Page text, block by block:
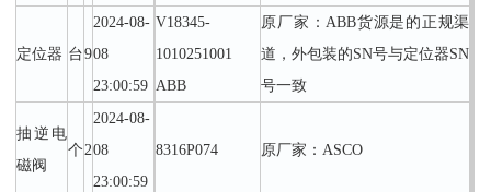
定位器 台9
2024-08-
08
23:00:59
V18345-
1010251001
ABB
原厂家：ABB货源是的正规渠
道，外包装的SN号与定位器SN
号一致
抽逆电
磁阀
个2
2024-08-
08
23:00:59
8316P074 原厂家：ASCO